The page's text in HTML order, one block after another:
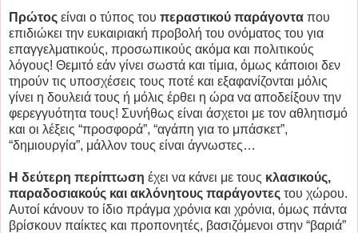
Πρώτος είναι ο τύπος του περαστικού παράγοντα που
επιδιώκει την ευκαιριακή προβολή του ονόματος του για
επαγγελματικούς, προσωπικούς ακόμα και πολιτικούς
λόγους! Θεμιτό εάν γίνει σωστά και τίμια, όμως κάποιοι δεν
τηρούν τις υποσχέσεις τους ποτέ και εξαφανίζονται μόλις
γίνει η δουλειά τους ή μόλις έρθει η ώρα να αποδείξουν την
φερεγγυότητα τους! Συνήθως είναι άσχετοι με τον αθλητισμό
και οι λέξεις “προσφορά”, “αγάπη για το μπάσκετ”,
“δημιουργία”, μάλλον τους είναι άγνωστες…
Η δεύτερη περίπτωση έχει να κάνει με τους κλασικούς,
παραδοσιακούς και ακλόνητους παράγοντες του χώρου.
Αυτοί κάνουν το ίδιο πράγμα χρόνια και χρόνια, όμως πάντα
βρίσκουν παίκτες και προπονητές, βασιζόμενοι στην “βαριά”